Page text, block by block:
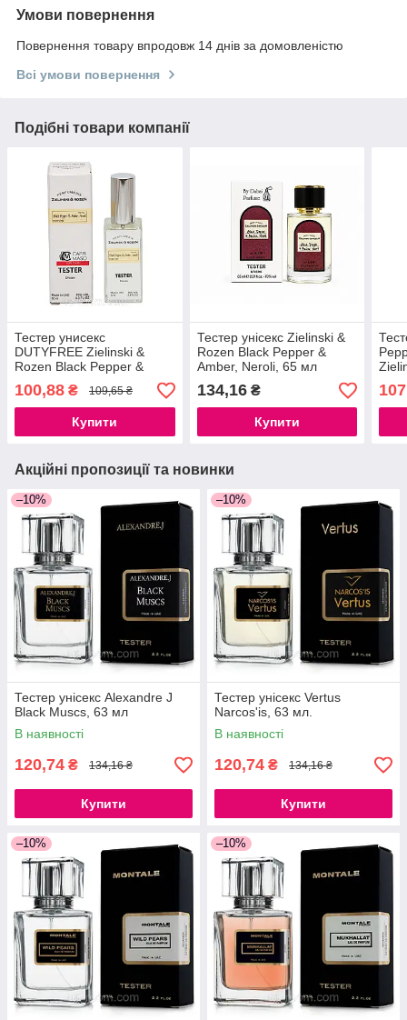
Умови повернення
Повернення товару впродовж 14 днів за домовленістю
Всі умови повернення
Подібні товари компанії
Тестер унисекс
DUTYFREE Zielinski &
Rozen Black Pepper &
Amber, Neroli, 60 мл.
100,88 ₴ 109,65 ₴
Купити
Тестер унісекс Zielinski &
Rozen Black Pepper &
Amber, Neroli, 65 мл
134,16₴
Купити
Акційні пропозиції та новинки
–10%
Тестер унісекс Alexandre J
Black Muscs, 63 мл
В наявності
120,74 ₴ 134,16 ₴
Купити
–10%
Тестер унісекс Vertus
Narcos'is, 63 мл.
В наявності
120,74 ₴ 134,16 ₴
Купити
–10% –10%